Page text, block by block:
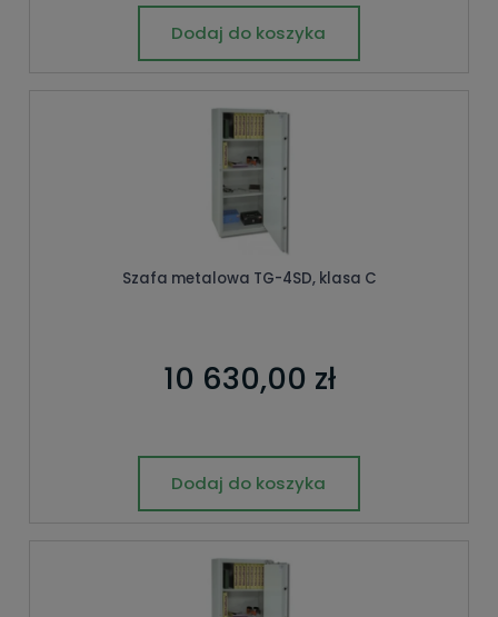
Dodaj do koszyka
Szafa metalowa TG-4SD, klasa C
10 630,00 zł
Dodaj do koszyka